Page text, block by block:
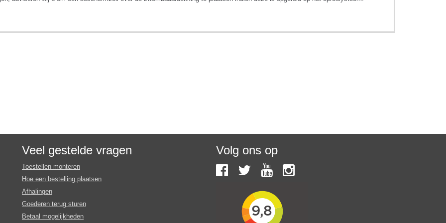
Veel gestelde vragen
Toestellen monteren
Hoe een bestelling plaatsen
Afhalingen
Goederen terug sturen
Betaal mogelijkheden
Volg ons op